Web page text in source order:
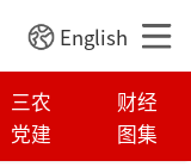
English
三农
财经
党建 图集